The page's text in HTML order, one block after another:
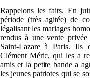
Rappelons les faits. En
période (très agitée) de
légalisant les mariages
rendus à une vente
Saint-Lazare à Paris. Ils
Clément Méric, qui les a
amis et la petite bande a
les jeunes patriotes qui se